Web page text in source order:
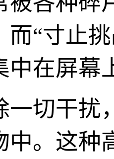
而“寸止
中在屏幕
一切干扰
中。这种